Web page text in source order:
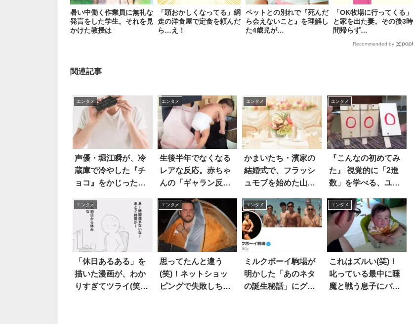
暑い中働く作業員に無礼な
発言をした学生。それを見
かけた教授は
「頭おかしくなってる」網
走の洋食屋で定食を頼んだ
ら…え！
ペットとの別れで『死んだ
ら会えないこと』を理解し
た4歳児が…
「OK牧場に行ってくる」
と家を出た妻。その後3時
間帰らず…
Recommended by
関連記事
エンタメ
声優・堀江瞬が、冷
蔵庫で冷やした『チ
ョコ』をかじった
エンタメ
生後半年でなくなる
レアな反応。赤ちゃ
んの「ギャラン反
エンタメ
かまいたち・濱家の
結婚式で、フラッシ
ュモブを始めた山
エンタメ
『こんなの初めてみ
た』 視覚的に「2進
数」を学べる、ユニ
に！！
エンタメ
「休日あるある」を
描いた漫画が、わか
りすぎてツライ(笑) 4
エンタメ
思ってたんと違う
(笑)！ネットショッ
ピングで失敗しちゃ
エンタメ
ミルクボーイ駒場が
明かした「あのネタ
の誕生秘話」にグッ
エンタメ
これはズルい(笑)！
叱っている最中に睡
魔と戦う息子にパパ